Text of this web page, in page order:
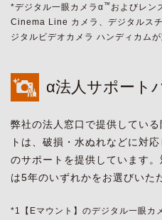
*デジタル一眼カメラα ™ およびレン
Cinema Line カメラ、デジタルス
ジタルビデオカメラ ハンディカムが
α法人サポート
弊社の法人窓口で提供してい
トは、破損・水ぬれなどに対
のサポートを提供しています
は5年のいずれかをお選びいた
*1【Eマウント】のデジタル一眼カ